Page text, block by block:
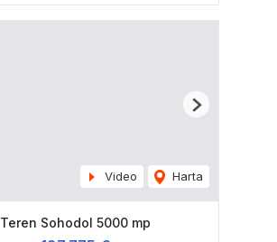
Video Harta
Next
Teren Sohodol 5000 mp